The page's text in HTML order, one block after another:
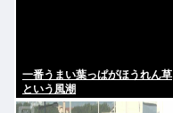
一番うまい葉っぱがほうれん草
という風潮